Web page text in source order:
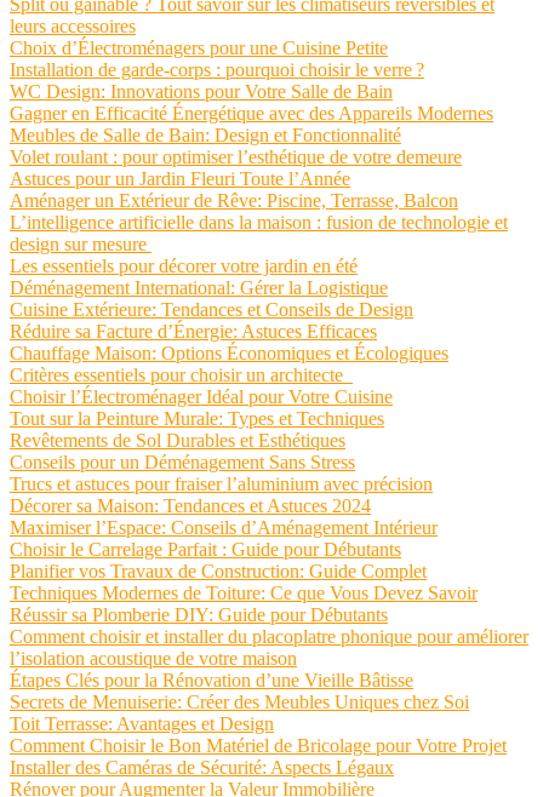
Split ou gainable ? Tout savoir sur les climatiseurs réversibles et
leurs accessoires
Choix d’Électroménagers pour une Cuisine Petite
Installation de garde-corps : pourquoi choisir le verre ?
WC Design: Innovations pour Votre Salle de Bain
Gagner en Efficacité Énergétique avec des Appareils Modernes
Meubles de Salle de Bain: Design et Fonctionnalité
Volet roulant : pour optimiser l’esthétique de votre demeure
Astuces pour un Jardin Fleuri Toute l’Année
Aménager un Extérieur de Rêve: Piscine, Terrasse, Balcon
L’intelligence artificielle dans la maison : fusion de technologie et
design sur mesure
Les essentiels pour décorer votre jardin en été
Déménagement International: Gérer la Logistique
Cuisine Extérieure: Tendances et Conseils de Design
Réduire sa Facture d’Énergie: Astuces Efficaces
Chauffage Maison: Options Économiques et Écologiques
Critères essentiels pour choisir un architecte
Choisir l’Électroménager Idéal pour Votre Cuisine
Tout sur la Peinture Murale: Types et Techniques
Revêtements de Sol Durables et Esthétiques
Conseils pour un Déménagement Sans Stress
Trucs et astuces pour fraiser l’aluminium avec précision
Décorer sa Maison: Tendances et Astuces 2024
Maximiser l’Espace: Conseils d’Aménagement Intérieur
Choisir le Carrelage Parfait : Guide pour Débutants
Planifier vos Travaux de Construction: Guide Complet
Techniques Modernes de Toiture: Ce que Vous Devez Savoir
Réussir sa Plomberie DIY: Guide pour Débutants
Comment choisir et installer du placoplatre phonique pour améliorer
l’isolation acoustique de votre maison
Étapes Clés pour la Rénovation d’une Vieille Bâtisse
Secrets de Menuiserie: Créer des Meubles Uniques chez Soi
Toit Terrasse: Avantages et Design
Comment Choisir le Bon Matériel de Bricolage pour Votre Projet
Installer des Caméras de Sécurité: Aspects Légaux
Rénover pour Augmenter la Valeur Immobilière